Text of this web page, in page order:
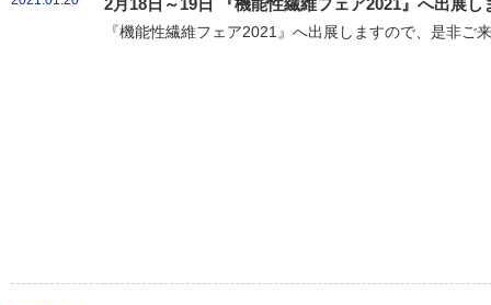
2月18日～19日 『機能性繊維フェア2021』へ出展し
『機能性繊維フェア2021』へ出展しますので、是